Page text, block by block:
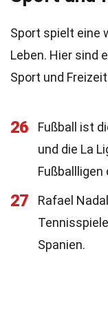
Sport spielt eine
Leben. Hier sind
Sport und
26
Fußball ist
und die La
Fußballligen
27
Rafael
Spanien.